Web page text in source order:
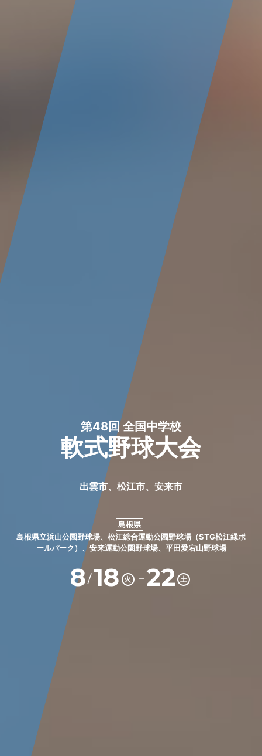
第48回 全国中学校
軟式野球大会
出雲市、松江市、安来市
島根県
島根県立浜山公園野球場、松江総合運動公園野球場（STG松江縁ボ
ールパーク）、安来運動公園野球場、平田愛宕山野球場
8/18 火 － 22 土